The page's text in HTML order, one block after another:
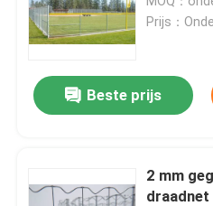
Prijs：
Beste prijs
2 mm
draadnet